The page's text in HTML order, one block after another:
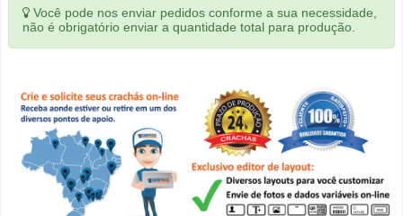
Você pode nos enviar pedidos conforme a sua necessidade,
não é obrigatório enviar a quantidade total para produção.